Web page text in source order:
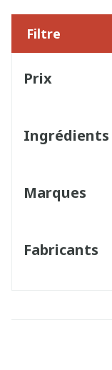
Filtre
Prix
Marques
Fabricants